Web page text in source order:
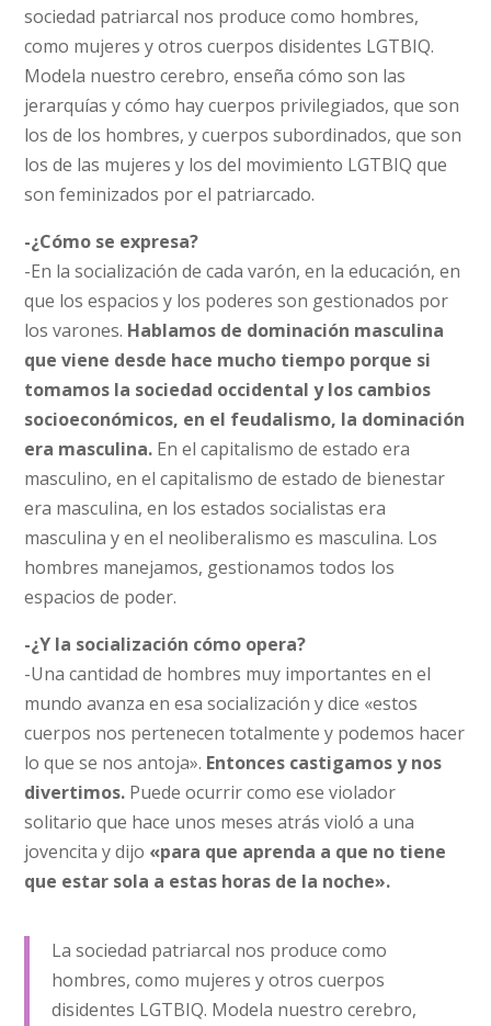
sociedad patriarcal nos produce como hombres,
como mujeres y otros cuerpos disidentes LGTBIQ.
Modela nuestro cerebro, enseña cómo son las
jerarquías y cómo hay cuerpos privilegiados, que son
los de los hombres, y cuerpos subordinados, que son
los de las mujeres y los del movimiento LGTBIQ que
son feminizados por el patriarcado.
-¿Cómo se expresa?
-En la socialización de cada varón, en la educación, en
que los espacios y los poderes son gestionados por
los varones. Hablamos de dominación masculina
que viene desde hace mucho tiempo porque si
tomamos la sociedad occidental y los cambios
socioeconómicos, en el feudalismo, la dominación
era masculina. En el capitalismo de estado era
masculino, en el capitalismo de estado de bienestar
era masculina, en los estados socialistas era
masculina y en el neoliberalismo es masculina. Los
hombres manejamos, gestionamos todos los
espacios de poder.
-¿Y la socialización cómo opera?
-Una cantidad de hombres muy importantes en el
mundo avanza en esa socialización y dice «estos
cuerpos nos pertenecen totalmente y podemos hacer
lo que se nos antoja». Entonces castigamos y nos
divertimos. Puede ocurrir como ese violador
solitario que hace unos meses atrás violó a una
jovencita y dijo «para que aprenda a que no tiene
que estar sola a estas horas de la noche».
La sociedad patriarcal nos produce como
hombres, como mujeres y otros cuerpos
disidentes LGTBIQ. Modela nuestro cerebro,